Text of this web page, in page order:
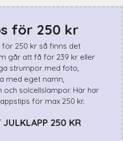
minuten
Smarta
& pussel
& träning
Teknik
Unikt
för 250 kr
för 250 kr så finns det
går att få för 239 kr eller
strumpor med foto,
med eget namn,
solcellslampor. Här har
för max 250 kr.
JULKLAPP 250 KR